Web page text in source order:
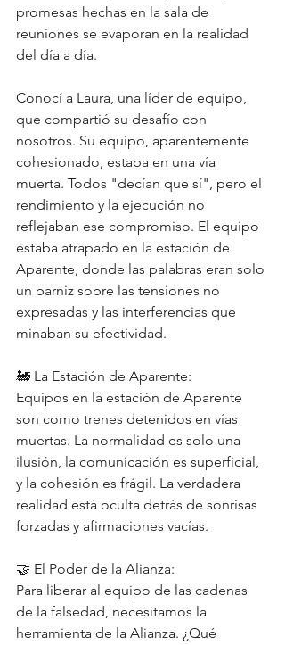
promesas hechas en la sala de
reuniones se evaporan en la realidad
del día a día.
Conocí a Laura, una líder de equipo,
que compartió su desafío con
nosotros. Su equipo, aparentemente
cohesionado, estaba en una vía
muerta. Todos "decían que sí", pero el
rendimiento y la ejecución no
reflejaban ese compromiso. El equipo
estaba atrapado en la estación de
Aparente, donde las palabras eran solo
un barniz sobre las tensiones no
expresadas y las interferencias que
minaban su efectividad.
🚂 La Estación de Aparente:
Equipos en la estación de Aparente
son como trenes detenidos en vías
muertas. La normalidad es solo una
ilusión, la comunicación es superficial,
y la cohesión es frágil. La verdadera
realidad está oculta detrás de sonrisas
forzadas y afirmaciones vacías.
🤝 El Poder de la Alianza:
Para liberar al equipo de las cadenas
de la falsedad, necesitamos la
herramienta de la Alianza. ¿Qué